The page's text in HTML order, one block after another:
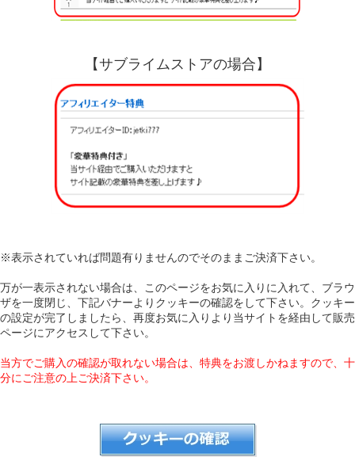
【サブライムストアの場合】
※表示されていれば問題有りませんのでそのままご決済下さい。
万が一表示されない場合は、このページをお気に入りに入れて、ブラウ
ザを一度閉じ、下記バナーよりクッキーの確認をして下さい。クッキー
の設定が完了しましたら、再度お気に入りより当サイトを経由して販売
ページにアクセスして下さい。
当方でご購入の確認が取れない場合は、特典をお渡しかねますので、十
分にご注意の上ご決済下さい。